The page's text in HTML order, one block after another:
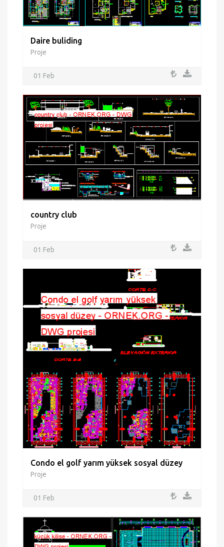
Daire buliding
Proje
01 Feb
country club
Proje
01 Feb
Condo el golf yarım yüksek sosyal düzey
Proje
01 Feb